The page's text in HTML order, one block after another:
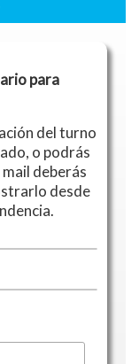
para
del turno
o podrás
deberás
desde